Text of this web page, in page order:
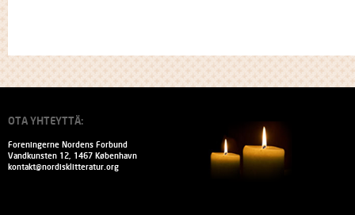
OTA YHTEYTTÄ:
Foreningerne Nordens Forbund
Vandkunsten 12, 1467 København
kontakt@nordisklitteratur.org